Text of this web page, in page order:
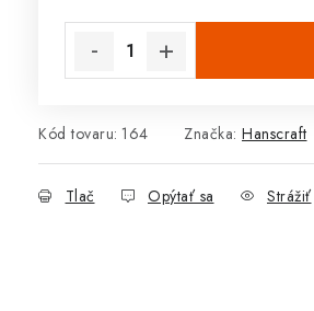
Kód tovaru: 164 Značka: Hanscraft
Tlač Opýtať sa Strážiť